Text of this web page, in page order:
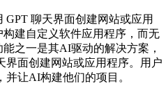
GPT 聊天界面创建网站或应用
建自定义软件应用程序，而无
之一是其AI驱动的解决方案，
界面创建网站或应用程序。用户
让AI构建他们的项目。